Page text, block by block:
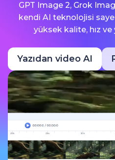
GPT Image 2, Grok
kendi AI teknolojisi
yüksek kalite, hız ve
Yazıdan video AI